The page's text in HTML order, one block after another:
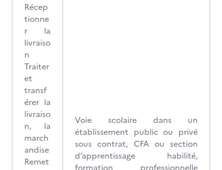
Récep
tionne
r la
livraiso
n
Traiter
et
transf
érer la
livraiso
n, la
march
andise
Remet
Voie scolaire dans un
établissement public ou privé
sous contrat, CFA ou section
d’apprentissage habilité,
formation professionnelle